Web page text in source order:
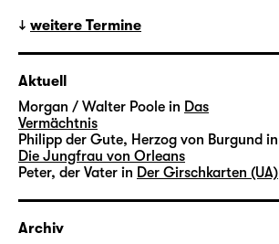
weitere Termine
Aktuell
Morgan / Walter Poole in Das
Vermächtnis
Philipp der Gute, Herzog von Burgund in
Die Jungfrau von Orleans
Peter, der Vater in Der Girschkarten (UA)
Archiv